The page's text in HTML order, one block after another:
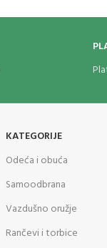
KATEGORIJE
Odeća i obuća
Samoodbrana
Vazdušno oružje
Rančevi i torbice